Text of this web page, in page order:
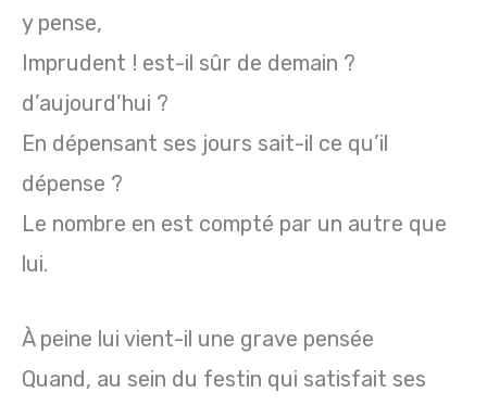
y pense,
Imprudent ! est-il sûr de demain ?
d’aujourd’hui ?
En dépensant ses jours sait-il ce qu’il
dépense ?
Le nombre en est compté par un autre que
lui.
À peine lui vient-il une grave pensée
Quand, au sein du festin qui satisfait ses